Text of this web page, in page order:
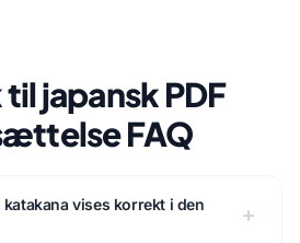
japansk PDF
FAQ
vises korrekt i den